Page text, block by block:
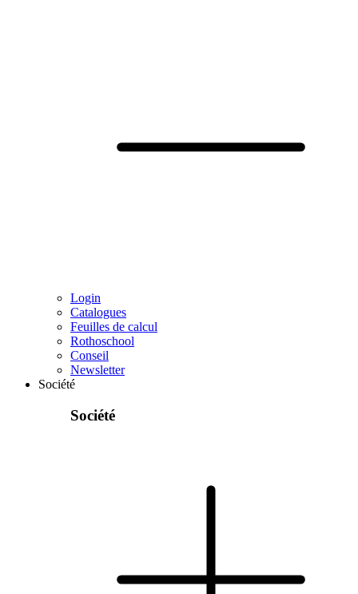
Login
Catalogues
Feuilles de calcul
Rothoschool
Conseil
Newsletter
Société
Société